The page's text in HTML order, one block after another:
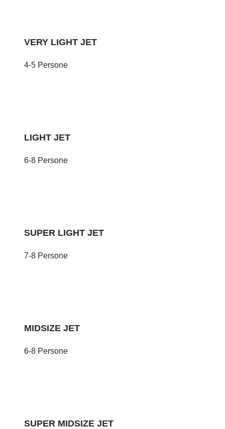
VERY LIGHT JET
4-5 Persone
LIGHT JET
6-8 Persone
SUPER LIGHT JET
7-8 Persone
MIDSIZE JET
6-8 Persone
SUPER MIDSIZE JET